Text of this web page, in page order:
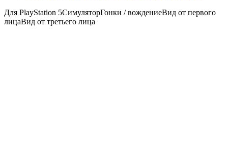
Для PlayStation 5СимуляторГонки / вождениеВид от первого
лицаВид от третьего лица